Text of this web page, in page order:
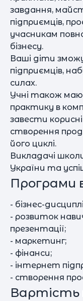
завдання,
підприємців,
учасникам
бізнесу.
Ваші діти
підприємців,
силах.
Учні також
практику в
завести
створення
його циклі.
Викладачі
України та
Програми
- бізнес-
- розвиток
презентації;
- маркетинг;
- фінанси;
- інтернет
- створення
Вартість